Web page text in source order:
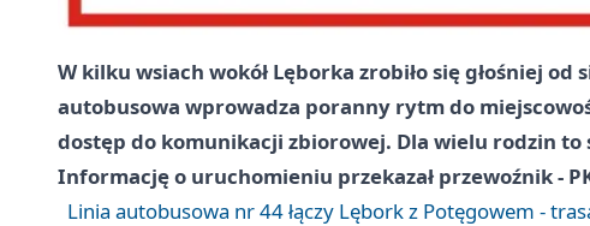
W kilku wsiach wokół Lęborka zrobiło się głośniej
autobusowa wprowadza poranny rytm do
dostęp do komunikacji zbiorowej. Dla wielu rodzin to
Informację o uruchomieniu przekazał przewoźnik -
Linia autobusowa nr 44 łączy Lębork z Potęgowem -